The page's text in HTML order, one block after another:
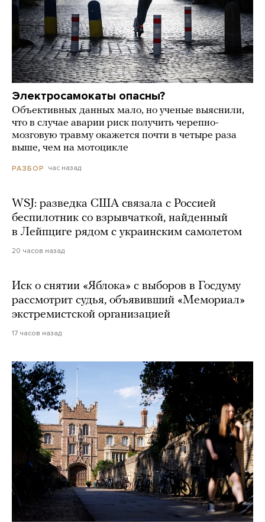
Электросамокаты опасны?
Объективных данных мало, но ученые выяснили,
что в случае аварии риск получить черепно-
мозговую травму окажется почти в четыре раза
выше, чем на мотоцикле
РАЗБОР час назад
WSJ: разведка США связала с Россией
беспилотник со взрывчаткой, найденный
в Лейпциге рядом с украинским самолетом
20 часов назад
Иск о снятии «Яблока» с выборов в Госдуму
рассмотрит судья, объявивший «Мемориал»
экстремистской организацией
17 часов назад